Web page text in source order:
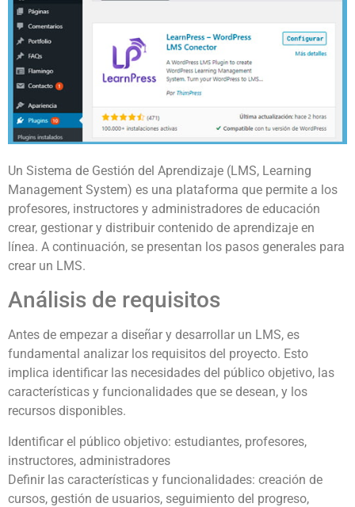
Un Sistema de Gestión del Aprendizaje (LMS, Learning
Management System) es una plataforma que permite a los
profesores, instructores y administradores de educación
crear, gestionar y distribuir contenido de aprendizaje en
línea. A continuación, se presentan los pasos generales para
crear un LMS.
Análisis de requisitos
Antes de empezar a diseñar y desarrollar un LMS, es
fundamental analizar los requisitos del proyecto. Esto
implica identificar las necesidades del público objetivo, las
características y funcionalidades que se desean, y los
recursos disponibles.
Identificar el público objetivo: estudiantes, profesores,
instructores, administradores
Definir las características y funcionalidades: creación de
cursos, gestión de usuarios, seguimiento del progreso,